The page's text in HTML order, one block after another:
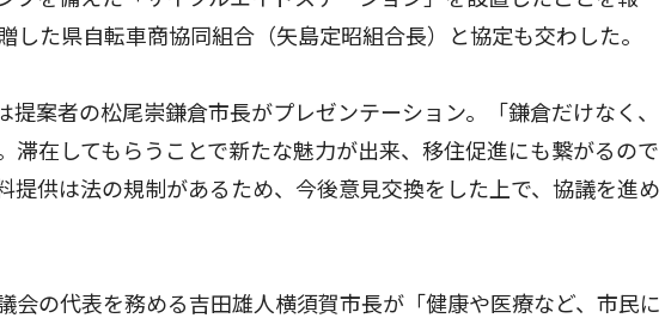
した県自転車商協同組合（矢島定昭組合長）と協定も交わした。
案者の松尾崇鎌倉市長がプレゼンテーション。「鎌倉だけなく、
滞在してもらうことで新たな魅力が出来、移住促進にも繋がるので
提供は法の規制があるため、今後意見交換をした上で、協議を進め
の代表を務める吉田雄人横須賀市長が「健康や医療など、市民に